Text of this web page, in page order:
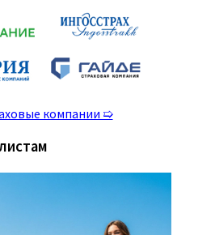
компании ➯